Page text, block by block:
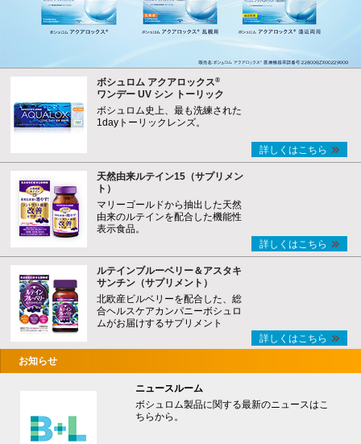
ボシュロム アクアロックス®
ワンデー UV シン トーリック
ボシュロム史上、最も洗練された
1dayトーリックレンズ。
詳しくはこちら
天然由来ルテイン15（サプリメン
ト）
マリーゴールドから抽出した天然
由来のルテインを配合した機能性
表示食品。
詳しくはこちら
ルテインブルーベリー＆アスタキ
サンチン（サプリメント）
北欧産ビルベリーを配合した、総
合ヘルスケアカンパニーボシュロ
ムがお届けするサプリメント
詳しくはこちら
お知らせ
ニュースルーム
ボシュロム製品に関する最新のニュースはこ
ちらから。